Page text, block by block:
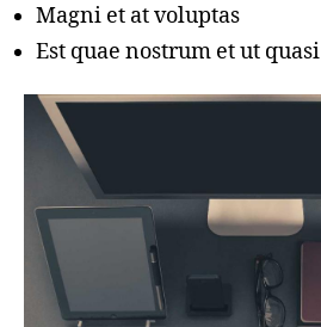
Magni et at voluptas
Est quae nostrum et ut quasi